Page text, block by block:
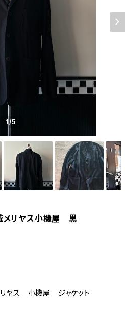
1/5
メリヤス小機屋 黒
リヤス 小機屋 ジャケット